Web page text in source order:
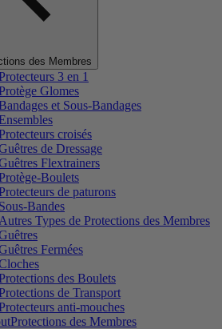
des Membres
3 en 1
Glomes
et Sous-Bandages
croisés
de Dressage
Flextrainers
Boulets
de paturons
Sous-Bandes
Autres Types de Protections des Membres
Fermées
des Boulets
de Transport
anti-mouches
des Membres